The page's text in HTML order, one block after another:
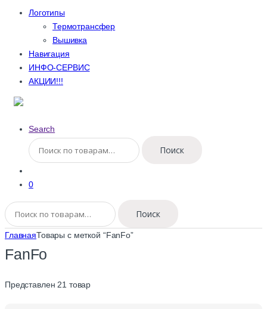
Логотипы
Термотрансфер
Вышивка
Навигация
ИНФО-СЕРВИС
АКЦИИ!!!
Search
Искать:
Поиск
0
Искать:
Поиск
ГлавнаяТовары с меткой “FanFo”
FanFo
Представлен 21 товар